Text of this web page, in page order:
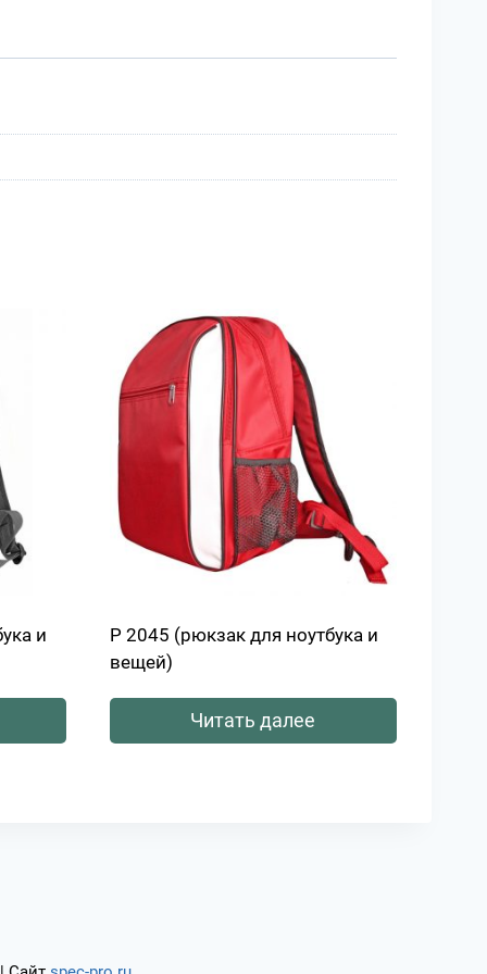
и
Р 2045 (рюкзак для ноутбука и
вещей)
Читать далее